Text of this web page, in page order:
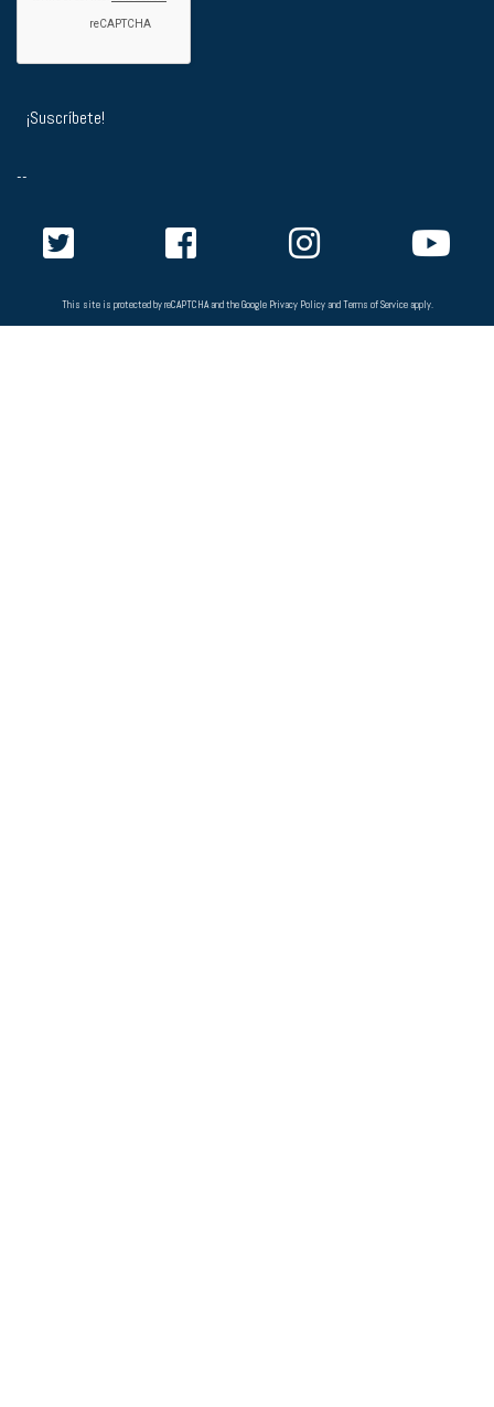
--
This site is protected by reCAPTCHA and the Google Privacy PolicyandTerms of Serviceapply.